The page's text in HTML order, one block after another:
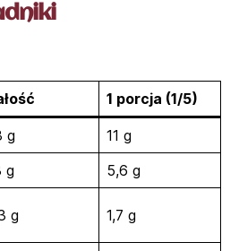
1 porcja (1/5)
g
11 g
g
5,6 g
g 1,7 g